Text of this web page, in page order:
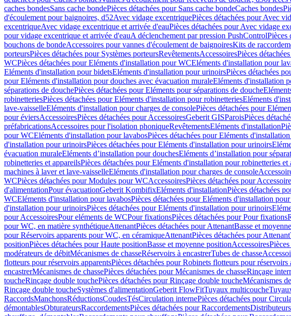
caches bondesSans cache bondePièces détachées pour Sans cache bondeCaches bondes
d'écoulement pour baignoires, d52Avec vidage excentriquePièces détachées pour Avec
excentriqueAvec vidage excentrique et arrivée d'eauPièces détachées pour Avec vidage
pour vidage excentrique et arrivée d'eauA déclenchement par pression PushControlPièces
bouchons de bondeAccessoires pour vannes d'écoulement de baignoiresKits de
porteursPièces détachées pour Systèmes porteursRevêtementsAccessoiresPièces
WCPièces détachées pour Eléments d'installation pour WCEléments d'installation pour
Eléments d'installation pour bidetsEléments d'installation pour urinoirsPièces détachées
pour Eléments d'installation pour douches avec évacuation muraleEléments d'installation
séparations de douchePièces détachées pour Eléments pour séparations de douche
robinetteriesPièces détachées pour Eléments d'installation pour robinetteriesEléments
lave-vaisselleEléments d'installation pour charges de consolePièces détachées pour
pour éviersAccessoiresPièces détachées pour AccessoiresGeberit GISParoisPièces
préfabricationsAccessoires pour l'isolation phoniqueRevêtementsEléments d'installation
pour WCEléments d'installation pour lavabosPièces détachées pour Eléments
d'installation pour urinoirsPièces détachées pour Eléments d'installation pour urinoirs
évacuation muraleEléments d’installation pour douchesEléments d’installation pour
robinetteries et appareilsPièces détachées pour Eléments d'installation pour robinetteries et
machines à laver et lave-vaisselleEléments d'installation pour charges de console
WCPièces détachées pour Modules pour WCAccessoiresPièces détachées pour
d'alimentationPour évacuationGeberit KombifixEléments d'installationPièces détachées
WCEléments d'installation pour lavabosPièces détachées pour Eléments d'installation
d'installation pour urinoirsPièces détachées pour Eléments d'installation pour urinoirs
pour AccessoiresPour eléments de WCPour fixationsPièces détachées pour Pour fixations
pour WC, en matière synthétiqueAttenantPièces détachées pour AttenantBasse et
pour Réservoirs apparents pour WC, en céramiqueAttenantPièces détachées pour Attenant
positionPièces détachées pour Haute positionBasse et moyenne positionAccessoires
modérateurs de débitMécanismes de chasseRéservoirs à encastrerTubes de chasse
flotteurs pour réservoirs apparentsPièces détachées pour Robinets flotteurs pour réservoirs
encastrerMécanismes de chassePièces détachées pour Mécanismes de chasseRinçage
toucheRinçage double touchePièces détachées pour Rinçage double toucheMécanismes
Rinçage double toucheSystèmes d'alimentationGeberit FlowFitTuyaux multicouche
RaccordsManchonsRéductionsCoudesTésCirculation internePièces détachées pour
démontablesObturateursRaccordementsPièces détachées pour Raccordements